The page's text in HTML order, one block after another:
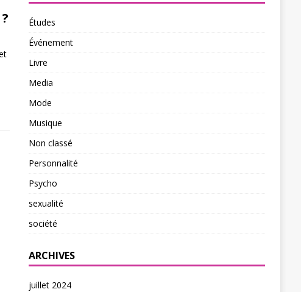
Études
Événement
Livre
Media
Mode
Musique
Non classé
Personnalité
Psycho
sexualité
société
ARCHIVES
juillet 2024